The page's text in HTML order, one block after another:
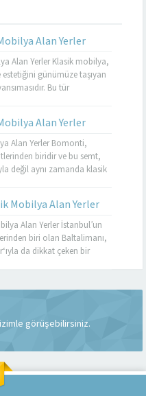
Alan Yerler
Alan Yerler Klasik mobilya,
günümüze taşıyan
Bu tür
tür özel parçaları
için mükemmel bir
mobilyalarınızı satmayı...
Alan Yerler
Alan Yerler Bomonti,
biridir ve bu semt,
değil aynı zamanda klasik
klasik mobilyaları sevenler
Bomonti klasik
Mobilya Alan Yerler
Alan Yerler İstanbul’un
biri olan Baltalimanı,
da dikkat çeken bir
birçok
Bu makalede,
alan yerler hakkında...
görüşebilirsiniz.
Yaz